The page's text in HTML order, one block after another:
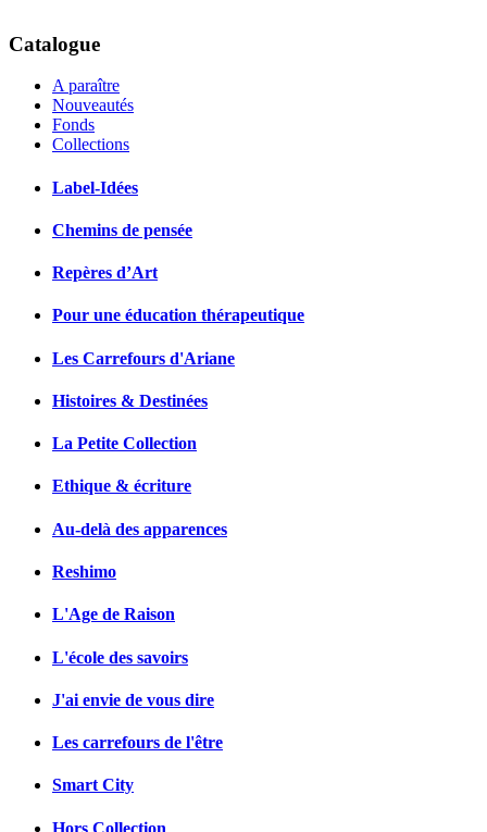
Catalogue
A paraître
Nouveautés
Fonds
Collections
Label-Idées
Chemins de pensée
Repères d’Art
Pour une éducation thérapeutique
Les Carrefours d'Ariane
Histoires & Destinées
La Petite Collection
Ethique & écriture
Au-delà des apparences
Reshimo
L'Age de Raison
L'école des savoirs
J'ai envie de vous dire
Les carrefours de l'être
Smart City
Hors Collection